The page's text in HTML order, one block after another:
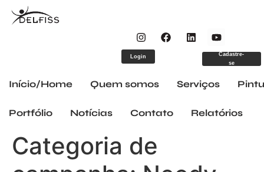
Login
Cadastre-
se
Início/Home Quem somos Serviços
Portfólio Notícias Contato Relatórios
Categoria de